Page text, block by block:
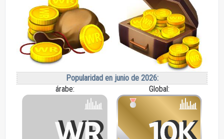
Popularidad en junio de 2026:
árabe:
Global: